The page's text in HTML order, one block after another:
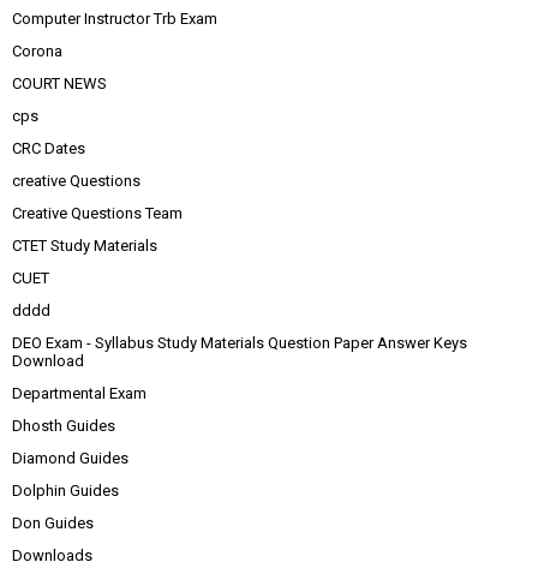
Computer Instructor Trb Exam
Corona
COURT NEWS
cps
CRC Dates
creative Questions
Creative Questions Team
CTET Study Materials
CUET
dddd
DEO Exam - Syllabus Study Materials Question Paper Answer Keys
Download
Departmental Exam
Dhosth Guides
Diamond Guides
Dolphin Guides
Don Guides
Downloads